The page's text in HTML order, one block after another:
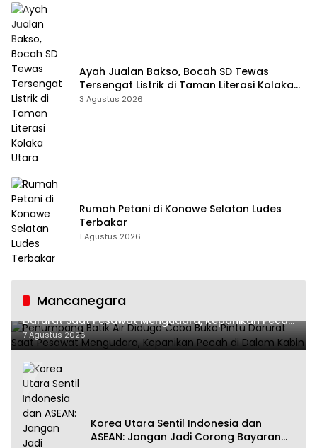
Ayah Jualan Bakso, Bocah SD Tewas
Tersengat Listrik di Taman Literasi Kolaka
Utara
3 Agustus 2026
Rumah Petani di Konawe Selatan Ludes
Terbakar
1 Agustus 2026
Mancanegara
Penumpang Batik Air Diduga Coba Buka Pintu
Darurat Saat Pesawat Mengudara, Kepanikan Pecah
di Dalam Kabin
7 Agustus 2026
Korea Utara Sentil Indonesia dan
ASEAN: Jangan Jadi Corong Bayaran